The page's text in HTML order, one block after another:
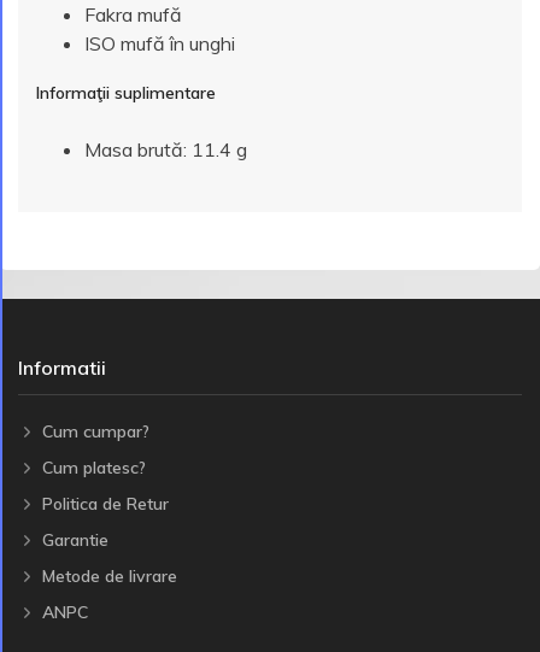
Fakra mufă
ISO mufă în unghi
Informaţii suplimentare
Masa brută: 11.4 g
Informatii
Cum cumpar?
Cum platesc?
Politica de Retur
Garantie
Metode de livrare
ANPC